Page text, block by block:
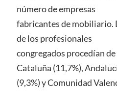
número de empresas
fabricantes de mobiliario.
de los profesionales
congregados procedían
Cataluña (11,7%),
(9,3%) y Comunidad